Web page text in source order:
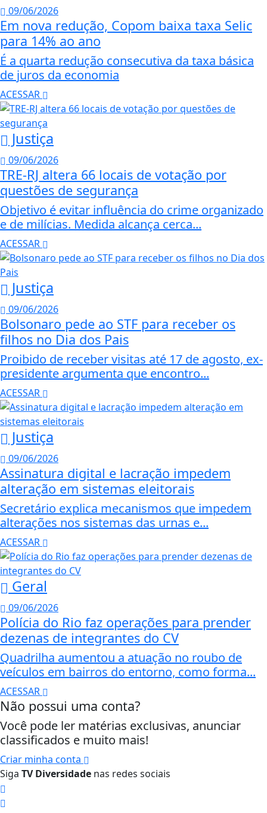
09/06/2026
Em nova redução, Copom baixa taxa Selic
para 14% ao ano
É a quarta redução consecutiva da taxa básica
de juros da economia
ACESSAR
Justiça
09/06/2026
TRE-RJ altera 66 locais de votação por
questões de segurança
Objetivo é evitar influência do crime organizado
e de milícias. Medida alcança cerca...
ACESSAR
Justiça
09/06/2026
Bolsonaro pede ao STF para receber os
filhos no Dia dos Pais
Proibido de receber visitas até 17 de agosto, ex-
presidente argumenta que encontro...
ACESSAR
Justiça
09/06/2026
Assinatura digital e lacração impedem
alteração em sistemas eleitorais
Secretário explica mecanismos que impedem
alterações nos sistemas das urnas e...
ACESSAR
Geral
09/06/2026
Polícia do Rio faz operações para prender
dezenas de integrantes do CV
Quadrilha aumentou a atuação no roubo de
veículos em bairros do entorno, como forma...
ACESSAR
Não possui uma conta?
Você pode ler matérias exclusivas, anunciar
classificados e muito mais!
Criar minha conta
Siga TV Diversidade nas redes sociais